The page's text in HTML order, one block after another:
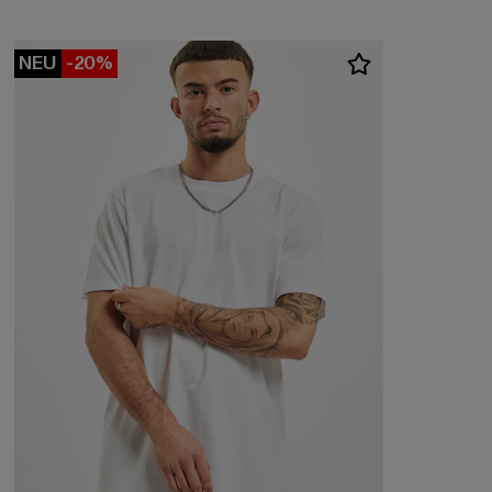
NEU -20%